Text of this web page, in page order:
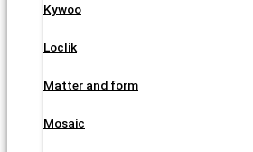
Kywoo
Loclik
Matter and form
Mosaic